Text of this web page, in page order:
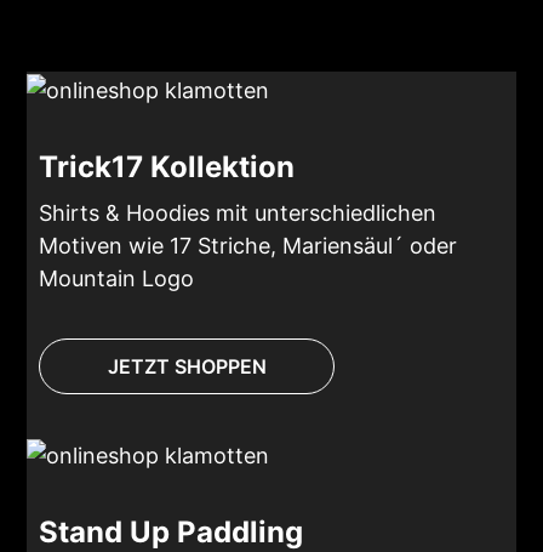
Trick17 Kollektion
Shirts & Hoodies mit unterschiedlichen
Motiven wie 17 Striche, Mariensäul´ oder
Mountain Logo
JETZT SHOPPEN
Stand Up Paddling